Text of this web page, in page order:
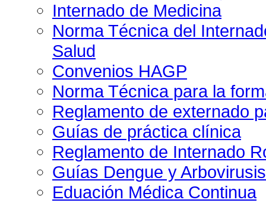
Internado de Medicina
Norma Técnica del
Salud
Convenios HAGP
Norma Técnica para la
Reglamento de externado
Guías de práctica clínica
Reglamento de Internado
Guías Dengue y
Eduación Médica Continua